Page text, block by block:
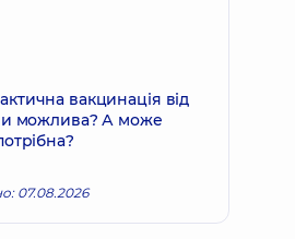
вакцинація від
можлива? А може
07.08.2026